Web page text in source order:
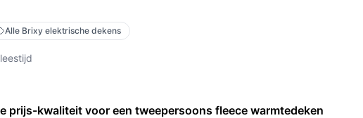
Alle Brixy elektrische dekens
prijs-kwaliteit voor een tweepersoons fleece warmtedeken